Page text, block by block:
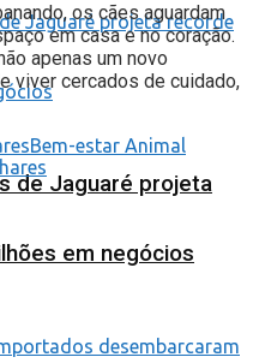
de Jaguaré projeta
em negócios
os cães aguardam
em casa e no coração.
apenas um novo
viver cercados de cuidado,
Bem-estar Animal